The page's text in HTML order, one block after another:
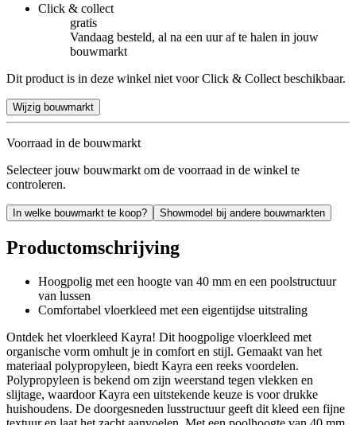
Click & collect
gratis
Vandaag besteld, al na een uur af te halen in jouw
bouwmarkt
Dit product is in deze winkel niet voor Click & Collect beschikbaar.
Wijzig bouwmarkt
Voorraad in de bouwmarkt
Selecteer jouw bouwmarkt om de voorraad in de winkel te
controleren.
In welke bouwmarkt te koop? Showmodel bij andere bouwmarkten
Productomschrijving
Hoogpolig met een hoogte van 40 mm en een poolstructuur
van lussen
Comfortabel vloerkleed met een eigentijdse uitstraling
Ontdek het vloerkleed Kayra! Dit hoogpolige vloerkleed met
organische vorm omhult je in comfort en stijl. Gemaakt van het
materiaal polypropyleen, biedt Kayra een reeks voordelen.
Polypropyleen is bekend om zijn weerstand tegen vlekken en
slijtage, waardoor Kayra een uitstekende keuze is voor drukke
huishoudens. De doorgesneden lusstructuur geeft dit kleed een fijne